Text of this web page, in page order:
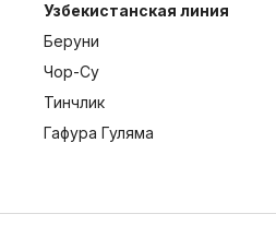
Узбекистанская линия
Беруни
Чор-Су
Тинчлик
Гафура Гуляма